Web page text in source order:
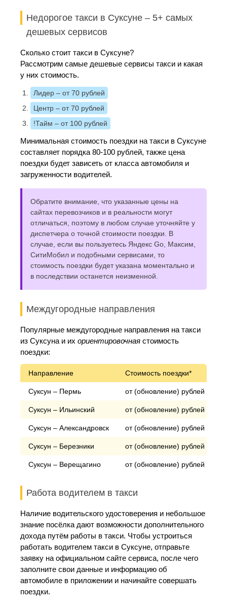
Недорогое такси в Суксуне – 5+ самых
дешевых сервисов
Сколько стоит такси в Суксуне?
Рассмотрим самые дешевые сервисы такси и какая
у них стоимость.
Лидер – от 70 рублей
Центр – от 70 рублей
!Тайм – от 100 рублей
Минимальная стоимость поездки на такси в Суксуне
составляет порядка 80-100 рублей, также цена
поездки будет зависеть от класса автомобиля и
загруженности водителей.
Обратите внимание, что указанные цены на
сайтах перевозчиков и в реальности могут
отличаться, поэтому в любом случае уточняйте у
диспетчера о точной стоимости поездки. В
случае, если вы пользуетесь Яндекс Go, Максим,
СитиМобил и подобными сервисами, то
стоимость поездки будет указана моментально и
в последствии останется неизменной.
Междугородные направления
Популярные междугородные направления на такси
из Суксуна и их ориентировочная стоимость
поездки:
Направление Стоимость поездки*
Суксун – Пермь от (обновление) рублей
Суксун – Ильинский от (обновление) рублей
Суксун – Александровск от (обновление) рублей
Суксун – Березники от (обновление) рублей
Суксун – Верещагино от (обновление) рублей
Работа водителем в такси
Наличие водительского удостоверения и небольшое
знание посёлка дают возможности дополнительного
дохода путём работы в такси. Чтобы устроиться
работать водителем такси в Суксуне, отправьте
заявку на официальном сайте сервиса, после чего
заполните свои данные и информацию об
автомобиле в приложении и начинайте совершать
поездки.